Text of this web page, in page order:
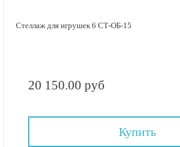
Стеллаж для игрушек 6 СТ-ОБ-15
20 150.00 руб
Купить